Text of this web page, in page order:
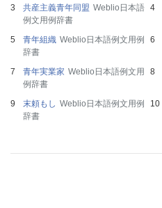
共産主義青年同盟 Weblio日本語
例文用例辞書
青年組織 Weblio日本語例文用例
辞書
青年実業家 Weblio日本語例文用
例辞書
末頼もし Weblio日本語例文用例
辞書